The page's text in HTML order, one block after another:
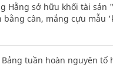
Hằng sở hữu khối tài sản
bằng cân, mắng cựu mẫu
tuần hoàn nguyên tố